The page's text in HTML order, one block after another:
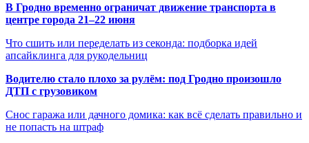
В Гродно временно ограничат движение транспорта в
центре города 21–22 июня
Что сшить или переделать из секонда: подборка идей
апсайклинга для рукодельниц
Водителю стало плохо за рулём: под Гродно произошло
ДТП с грузовиком
Снос гаража или дачного домика: как всё сделать правильно и
не попасть на штраф